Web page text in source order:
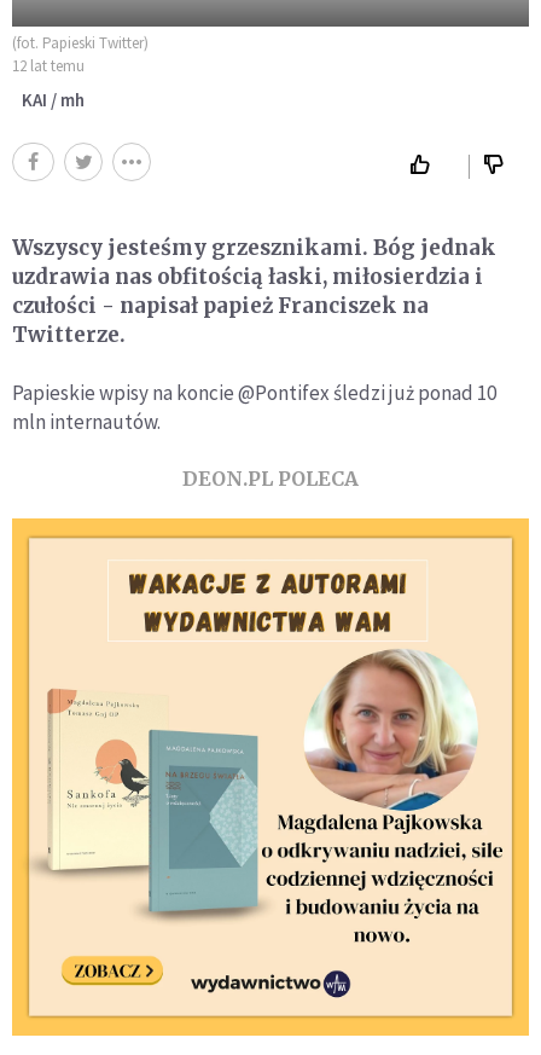
(fot. Papieski Twitter)
12 lat temu
KAI / mh
Wszyscy jesteśmy grzesznikami. Bóg jednak
uzdrawia nas obfitością łaski, miłosierdzia i
czułości - napisał papież Franciszek na
Twitterze.
Papieskie wpisy na koncie @Pontifex śledzi już ponad 10
mln internautów.
DEON.PL POLECA